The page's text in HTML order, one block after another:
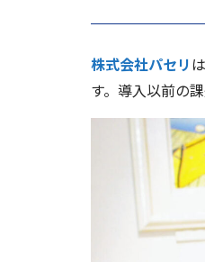
株式会社パセリ
す。導入以前の